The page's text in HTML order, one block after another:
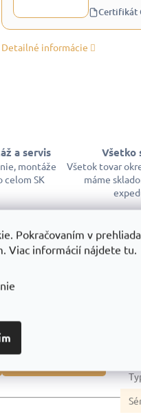
Pokračovaním v
Viac informácií nájdete tu.
Certifikát
Detailné informácie
a servis
montáže
celom SK
Všetko
Všetok tovar
máme